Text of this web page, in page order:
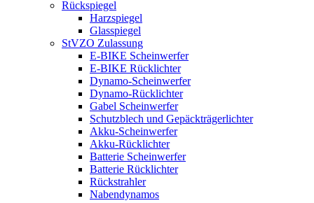
Rückspiegel
Harzspiegel
Glasspiegel
StVZO Zulassung
E-BIKE Scheinwerfer
E-BIKE Rücklichter
Dynamo-Scheinwerfer
Dynamo-Rücklichter
Gabel Scheinwerfer
Schutzblech und Gepäckträgerlichter
Akku-Scheinwerfer
Akku-Rücklichter
Batterie Scheinwerfer
Batterie Rücklichter
Rückstrahler
Nabendynamos